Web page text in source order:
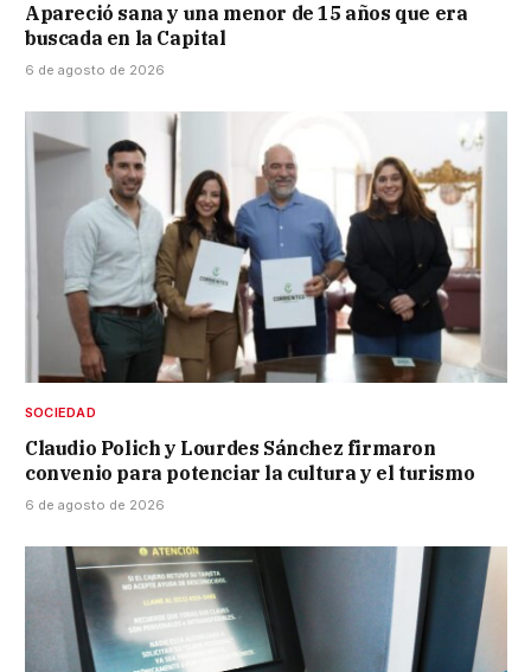
Apareció sana y una menor de 15 años que era
buscada en la Capital
6 de agosto de 2026
SOCIEDAD
Claudio Polich y Lourdes Sánchez firmaron
convenio para potenciar la cultura y el turismo
6 de agosto de 2026